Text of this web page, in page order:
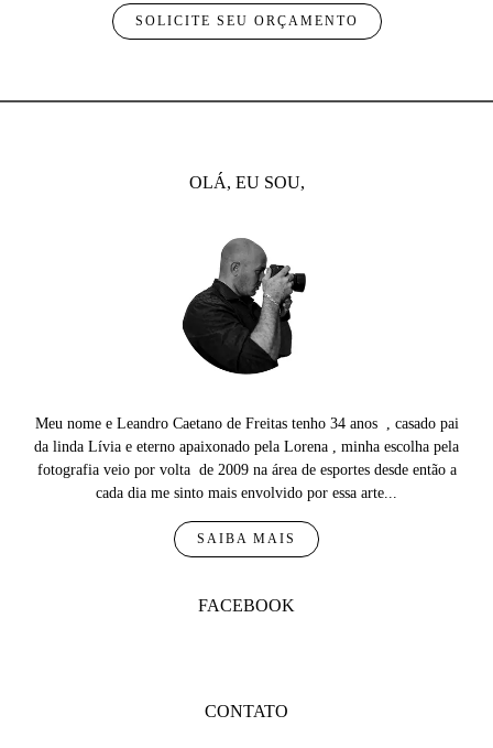
SOLICITE SEU ORÇAMENTO
OLÁ, EU SOU,
Meu nome e Leandro Caetano de Freitas tenho 34 anos , casado pai
da linda Lívia e eterno apaixonado pela Lorena , minha escolha pela
fotografia veio por volta de 2009 na área de esportes desde então a
cada dia me sinto mais envolvido por essa arte...
SAIBA MAIS
FACEBOOK
CONTATO